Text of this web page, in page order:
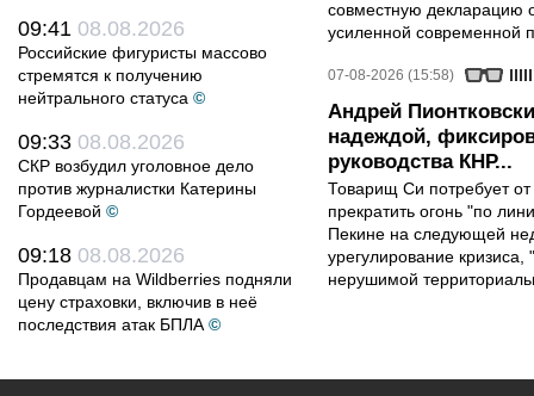
09:41 08.08.2026
Российские фигуристы массово
стремятся к получению
нейтрального статуса ©
09:33 08.08.2026
СКР возбудил уголовное дело
против журналистки Катерины
Гордеевой ©
09:18 08.08.2026
Продавцам на Wildberries подняли
цену страховки, включив в неё
последствия атак БПЛА ©
совместную декларацию
усиленной современной
07-08-2026 (15:58)
Андрей
надеждой,
руководства КНР...
Товарищ Си потребует
прекратить огонь "по
Пекине на следующей
урегулирование
нерушимой